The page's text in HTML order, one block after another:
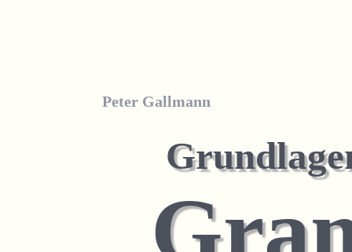
Peter Gallmann